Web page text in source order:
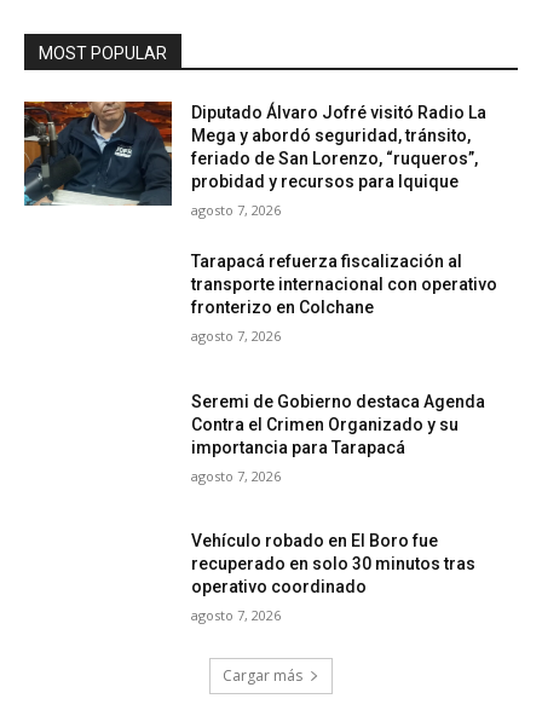
MOST POPULAR
Diputado Álvaro Jofré visitó Radio La
Mega y abordó seguridad, tránsito,
feriado de San Lorenzo, “ruqueros”,
probidad y recursos para Iquique
agosto 7, 2026
Tarapacá refuerza fiscalización al
transporte internacional con operativo
fronterizo en Colchane
agosto 7, 2026
Seremi de Gobierno destaca Agenda
Contra el Crimen Organizado y su
importancia para Tarapacá
agosto 7, 2026
Vehículo robado en El Boro fue
recuperado en solo 30 minutos tras
operativo coordinado
agosto 7, 2026
Cargar más